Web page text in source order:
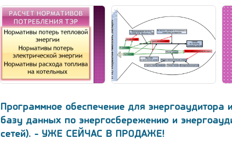
Программное обеспечение для
базу данных по энергосбережению и
сетей). - УЖЕ СЕЙЧАС В ПРОДАЖЕ!